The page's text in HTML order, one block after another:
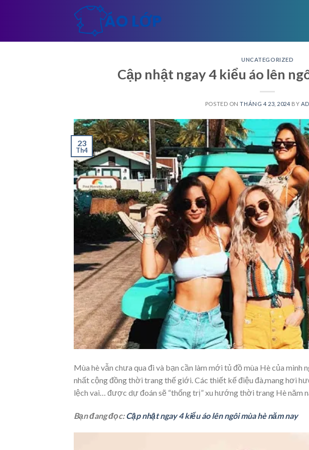
UNCATEGORIZED
Cập nhật ngay 4 kiểu áo lên
POSTED ONTHÁNG 4 23, 2024 BY
23
Th4
Mùa hè vẫn chưa qua đi và bạn cần làm mới tủ đồ mùa Hè của
nhất cộng đồng thời trang thế giới. Các thiết kế điệu đà,mang hơi
lệch vai… được dự đoán sẽ “thống trị” xu hướng thời trang Hè năm
Bạn đang đọc:Cập nhật ngay 4 kiểu áo lên ngôi mùa hè năm nay